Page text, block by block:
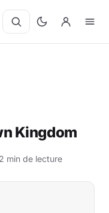
Kingdom
min de lecture